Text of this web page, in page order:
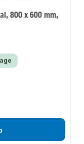
800 x 600 mm,